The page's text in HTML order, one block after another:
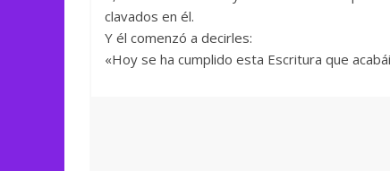
clavados en él.
Y él comenzó a decirles:
«Hoy se ha cumplido esta Escritura que